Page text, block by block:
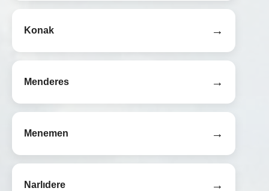
Konak →
Menderes →
Menemen →
Narlıdere →